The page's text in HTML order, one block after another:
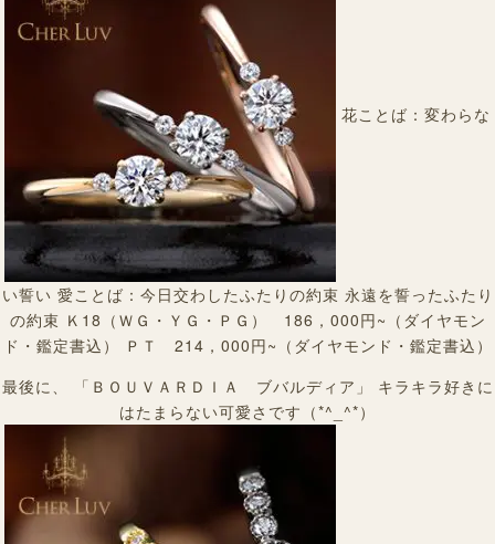
花ことば：変わらな
い誓い 愛ことば：今日交わしたふたりの約束 永遠を誓ったふたり
の約束 Ｋ18（ＷＧ・ＹＧ・ＰＧ） 186，000円~（ダイヤモン
ド・鑑定書込） ＰＴ 214，000円~（ダイヤモンド・鑑定書込）
最後に、 「ＢＯＵＶＡＲＤＩＡ ブバルディア」 キラキラ好きに
はたまらない可愛さです（*^_^*）